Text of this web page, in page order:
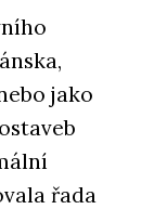
jako
řada